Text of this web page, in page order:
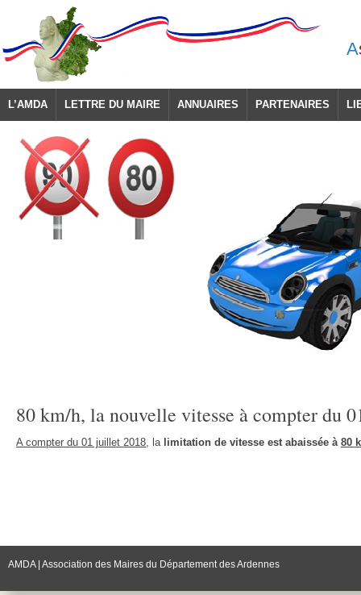
A
L’AMDA LETTRE DU MAIRE ANNUAIRES PARTENAIRES
80 km/h, la nouvelle vitesse à compter du
A compter du 01 juillet 2018, la limitation de vitesse est abaissée à 80
AMDA | Association des Maires du Département des Ardennes